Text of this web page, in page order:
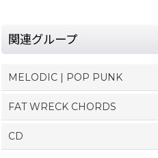
関連グループ
MELODIC | POP PUNK
FAT WRECK CHORDS
CD